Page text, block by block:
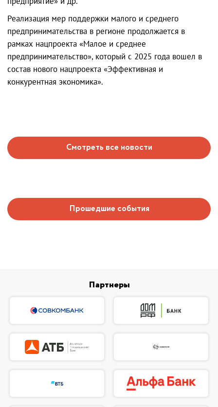
Реализация мер поддержки малого и среднего
предпринимательства в регионе продолжается в
рамках нацпроекта «Малое и среднее
предпринимательство», который с 2025 года вошел в
состав нового нацпроекта «Эффективная и
конкурентная экономика».
Смотреть все новости
Прошедшие события
Партнеры